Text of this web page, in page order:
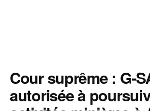
Cour suprême : G-
autorisée à